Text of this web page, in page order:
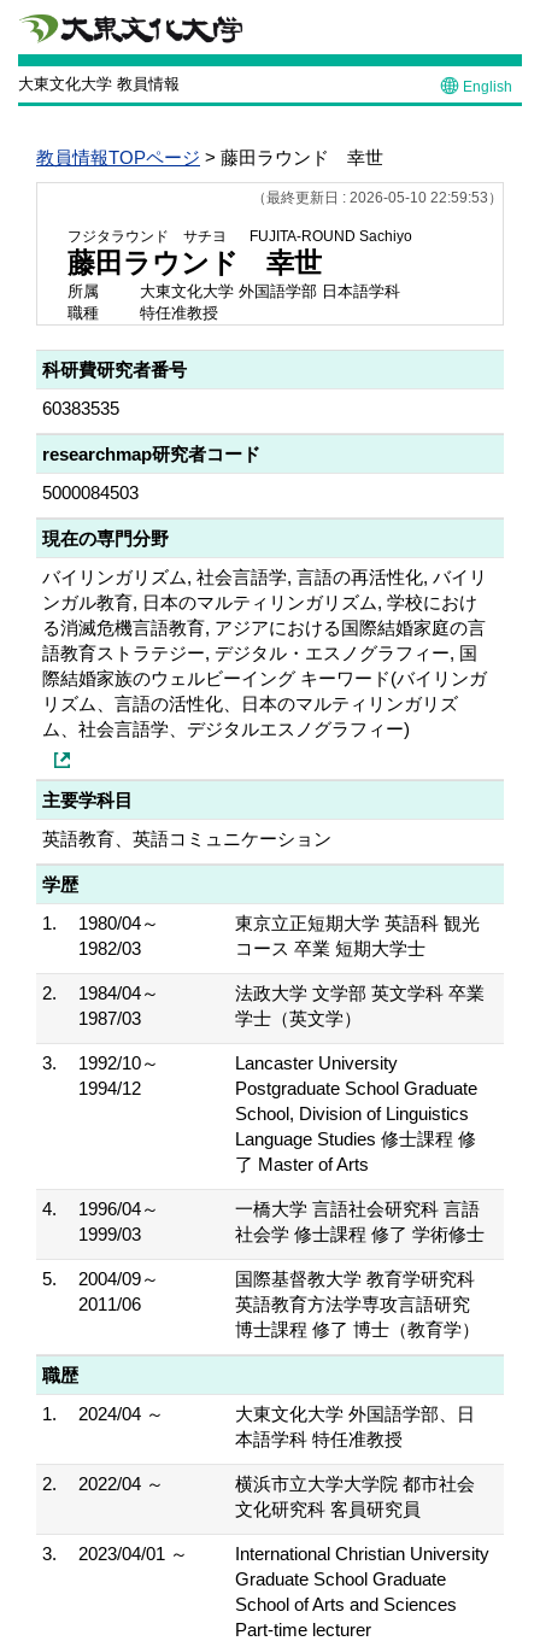
大東文化大学 教員情報 English
教員情報TOPページ > 藤田ラウンド 幸世
（最終更新日 : 2026-05-10 22:59:53）
フジタラウンド サチヨ FUJITA-ROUND Sachiyo
藤田ラウンド 幸世
所属
大東文化大学 外国語学部 日本語学科
職種
特任准教授
科研費研究者番号
60383535
researchmap研究者コード
5000084503
現在の専門分野
バイリンガリズム, 社会言語学, 言語の再活性化, バイリ
ンガル教育, 日本のマルティリンガリズム, 学校におけ
る消滅危機言語教育, アジアにおける国際結婚家庭の言
語教育ストラテジー, デジタル・エスノグラフィー, 国
際結婚家族のウェルビーイング キーワード(バイリンガ
リズム、言語の活性化、日本のマルティリンガリズ
ム、社会言語学、デジタルエスノグラフィー)
主要学科目
英語教育、英語コミュニケーション
学歴
1.
1980/04～
1982/03
東京立正短期大学 英語科 観光
コース 卒業 短期大学士
2.
1984/04～
1987/03
法政大学 文学部 英文学科 卒業
学士（英文学）
3.
1992/10～
1994/12
Lancaster University
Postgraduate School Graduate
School, Division of Linguistics
Language Studies 修士課程 修
了 Master of Arts
4.
1996/04～
1999/03
一橋大学 言語社会研究科 言語
社会学 修士課程 修了 学術修士
5.
2004/09～
2011/06
国際基督教大学 教育学研究科
英語教育方法学専攻言語研究
博士課程 修了 博士（教育学）
職歴
1.
2024/04 ～
大東文化大学 外国語学部、日
本語学科 特任准教授
2. 2022/04 ～
横浜市立大学大学院 都市社会
文化研究科 客員研究員
3. 2023/04/01 ～
International Christian University
Graduate School Graduate
School of Arts and Sciences
Part-time lecturer